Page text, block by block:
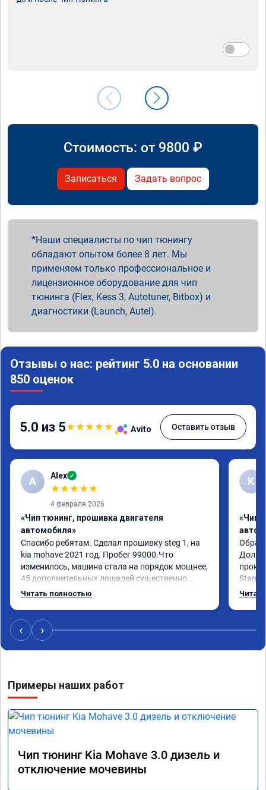
Стоимость: от 9800 ₽
Записаться Задать вопрос
Наши специалисты по чип тюнингу
обладают опытом более 8 лет. Мы
применяем только профессиональное и
лицензионное оборудование для чип
тюнинга (Flex, Kess 3, Autotuner, Bitbox) и
диагностики (Launch, Autel).
Отзывы о нас: рейтинг 5.0 на основании
850 оценок
5.0 из 5★★★★★ Avito Оставить отзыв
A Alex ✓
★★★★★
4 февраля 2026
«Чип тюнинг, прошивка двигателя
автомобиля»
Спасибо ребятам. Сделал прошивку steg 1, на
kia mohave 2021 год. Пробег 99000.Что
изменилось, машина стала на порядок мощнее,
45 дополнительных лошадей существенно
чувствуется и соответственно крутящего
12-12.5. Коробка перестала подпинывать при
наборе скорости. Педаль газа более
отзывчевее. В целом, я очень доволен.!
Читать полностью
К
«Чип
Долго
Stage
с
‹ ›
Примеры наших работ
Чип тюнинг Kia Mohave 3.0 дизель и
отключение мочевины